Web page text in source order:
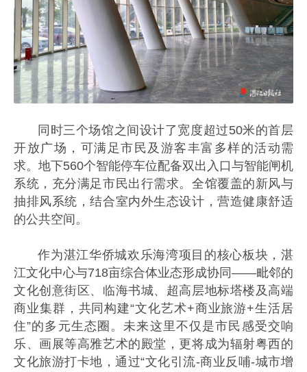
同时三个场馆之间设计了宽度超过50米的首层
开放广场，可满足市民及游客丰富多样的活动需
求。地下560个智能停车位配备双出入口与智能闸机
系统，充分满足市民出行需求。全馆覆盖的新风与
抽排风系统，结合室内外生态设计，营造健康舒适
的公共空间。
作为湛江华侨城欢乐海湾项目的核心板块，湛
江文化中心与718亩综合体业态形成协同——毗邻的
文化创意街区、临海书城、超高层地标塔楼及高端
商业集群，共同构建“文化艺术+商业旅游+生活居
住”的多元生态圈。未来这里不仅是市民感受交响
乐、画展等高雅艺术的殿堂，更将成为辐射粤西的
文化旅游打卡地，通过“文化引流-商业反哺-城市增